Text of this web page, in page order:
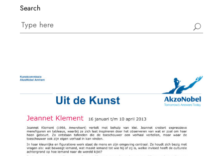
Search
Search
for: